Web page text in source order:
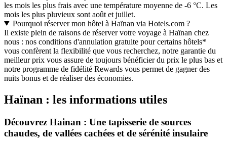
les mois les plus frais avec une température moyenne de -6 °C. Les
mois les plus pluvieux sont août et juillet.
Pourquoi réserver mon hôtel à Haïnan via Hotels.com ?
Il existe plein de raisons de réserver votre voyage à Haïnan chez
nous : nos conditions d'annulation gratuite pour certains hôtels*
vous confèrent la flexibilité que vous recherchez, notre garantie du
meilleur prix vous assure de toujours bénéficier du prix le plus bas et
notre programme de fidélité Rewards vous permet de gagner des
nuits bonus et de réaliser des économies.
Haïnan : les informations utiles
Découvrez Hainan : Une tapisserie de sources
chaudes, de vallées cachées et de sérénité insulaire